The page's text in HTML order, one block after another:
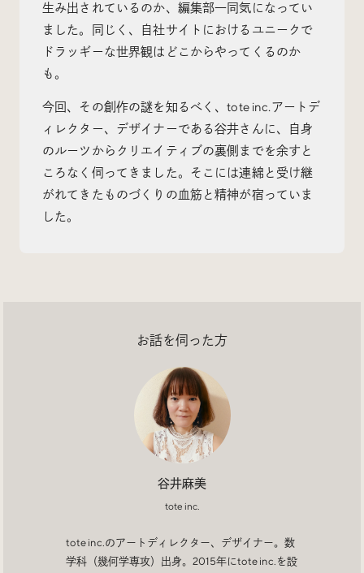
Radio
iDID Podcast
「iDID RADIO」を隔週で公開中！
クリエイティブ業界のニュースやイベント情報、 今週
話題になったサイトなどを30分でお届けします。
#デザイン
#サイトレビュー
#ブランディング #ご当地クリエイター
生み出されているのか、編集部一同気になってい
ました。同じく、自社サイトにおけるユニークで
ドラッギーな世界観はどこからやってくるのか
も。
今回、その創作の謎を知るべく、tote inc.アートデ
ィレクター、デザイナーである谷井さんに、自身
のルーツからクリエイティブの裏側までを余すと
ころなく伺ってきました。そこには連綿と受け継
がれてきたものづくりの血筋と精神が宿っていま
した。
お話を伺った方
谷井麻美
tote inc.
tote inc.のアートディレクター、デザイナー。数
学科（幾何学専攻）出身。2015年にtote inc.を設